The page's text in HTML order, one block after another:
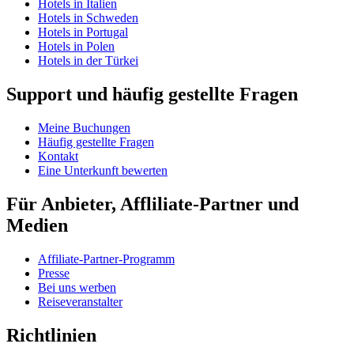
Hotels in Italien
Hotels in Schweden
Hotels in Portugal
Hotels in Polen
Hotels in der Türkei
Support und häufig gestellte Fragen
Meine Buchungen
Häufig gestellte Fragen
Kontakt
Eine Unterkunft bewerten
Für Anbieter, Affliliate-Partner und
Medien
Affiliate-Partner-Programm
Presse
Bei uns werben
Reiseveranstalter
Richtlinien